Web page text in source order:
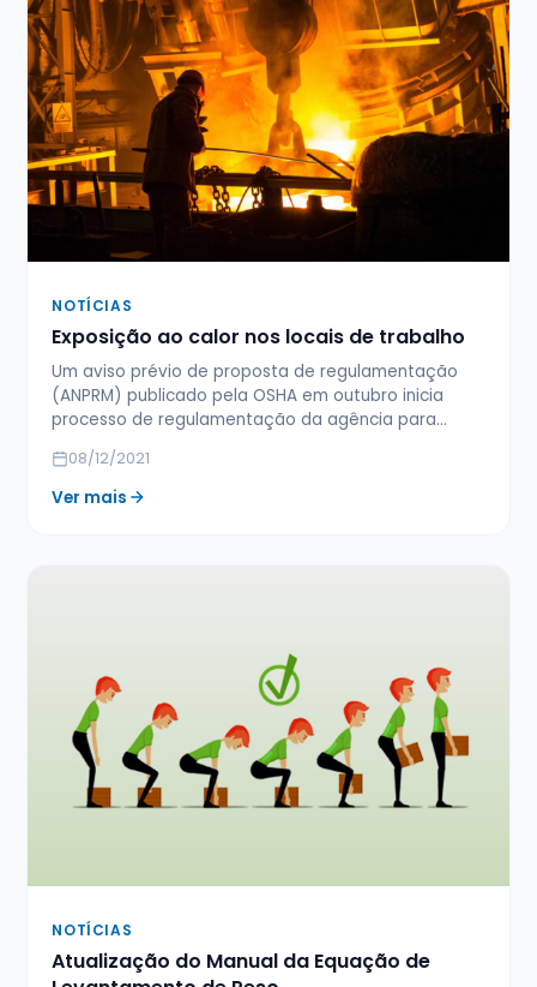
NOTÍCIAS
Exposição ao calor nos locais de trabalho
Um aviso prévio de proposta de regulamentação
(ANPRM) publicado pela OSHA em outubro inicia
processo de regulamentação da agência para…
08/12/2021
Ver mais
NOTÍCIAS
Atualização do Manual da Equação de